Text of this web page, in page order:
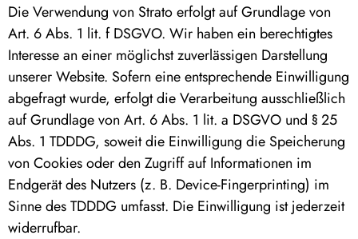
Die Verwendung von Strato erfolgt auf Grundlage von
Art. 6 Abs. 1 lit. f DSGVO. Wir haben ein berechtigtes
Interesse an einer möglichst zuverlässigen Darstellung
unserer Website. Sofern eine entsprechende Einwilligung
abgefragt wurde, erfolgt die Verarbeitung ausschließlich
auf Grundlage von Art. 6 Abs. 1 lit. a DSGVO und § 25
Abs. 1 TDDDG, soweit die Einwilligung die Speicherung
von Cookies oder den Zugriff auf Informationen im
Endgerät des Nutzers (z. B. Device-Fingerprinting) im
Sinne des TDDDG umfasst. Die Einwilligung ist jederzeit
widerrufbar.